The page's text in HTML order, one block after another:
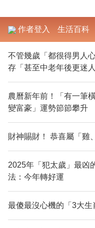
作者登入 生活百科
不管幾歲「都很得男人
存「甚至中老年後更迷
農曆新年前！「有一筆
變富豪」運勢節節攀升
財神賜財！ 恭喜屬「雞
2025年「犯太歲」最凶
法：今年轉好運
最傻最沒心機的「3大